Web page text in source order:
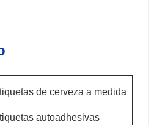
de cerveza a medida
autoadhesivas